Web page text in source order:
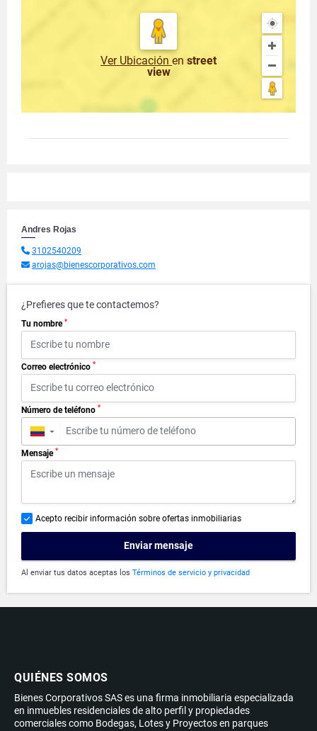
Ver Ubicación en street
view
Andres Rojas
3102540209
arojas@bienescorporativos.com
¿Prefieres que te contactemos?
Tu nombre *
Correo electrónico *
Número de teléfono *
▼
Mensaje *
Acepto recibir información sobre ofertas inmobiliarias
Enviar mensaje
Al enviar tus datos aceptas los Términos de servicio y privacidad
QUIÉNES SOMOS
Bienes Corporativos SAS es una firma inmobiliaria especializada
en inmuebles residenciales de alto perfil y propiedades
comerciales como Bodegas, Lotes y Proyectos en parques